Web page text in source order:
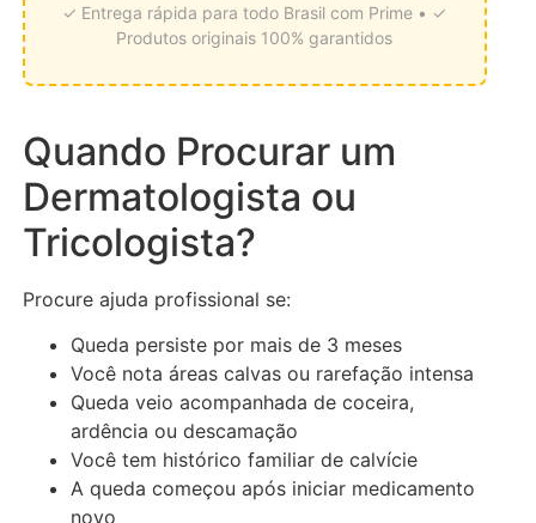
✓ Entrega rápida para todo Brasil com Prime • ✓
Produtos originais 100% garantidos
Quando Procurar um
Dermatologista ou
Tricologista?
Procure ajuda profissional se:
Queda persiste por mais de 3 meses
Você nota áreas calvas ou rarefação intensa
Queda veio acompanhada de coceira,
ardência ou descamação
Você tem histórico familiar de calvície
A queda começou após iniciar medicamento
novo